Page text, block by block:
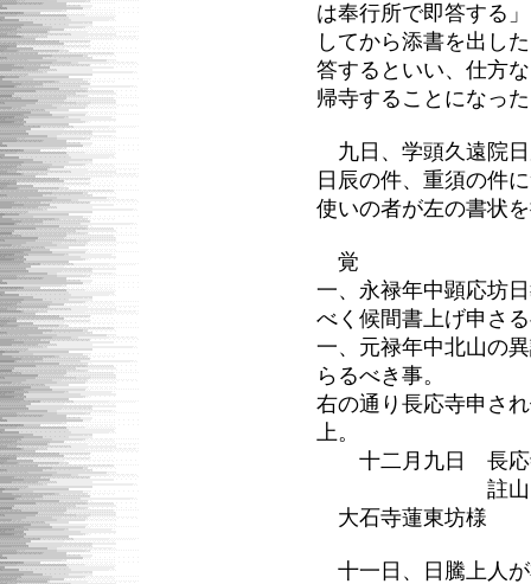
は奉行所で即答する
してから添書を出し
答するといい、仕方
帰寺することになっ
九日、学頭久遠院
日辰の件、重須の件
使いの者が左の書状
覚
一、永禄年中顕応坊
べく候間書上げ申さ
一、元禄年中北山の
らるべき事。
右の通り長応寺申さ
上。
十二月九日 長応
註山
大石寺蓮東坊様
十一日、日騰上人